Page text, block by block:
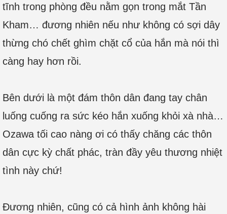
tĩnh trong phòng đều nằm gọn trong mắt Tần
Kham… đương nhiên nếu như không có sợi dây
thừng chó chết ghìm chặt cổ của hắn mà nói thì
càng hay hơn rồi.
Bên dưới là một đám thôn dân đang tay chân
luống cuống ra sức kéo hắn xuống khỏi xà nhà…
Ozawa tối cao nàng ơi có thấy chăng các thôn
dân cực kỳ chất phác, tràn đầy yêu thương nhiệt
tình này chứ!
Đương nhiên, cũng có cả hình ảnh không hài